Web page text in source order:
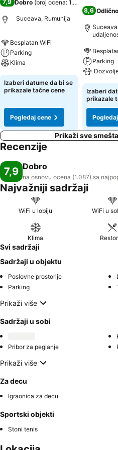
7,9 Dobro (broj ocena: 1.087
Suceava, Rumunija
Besplatan WiFi
Parking
Klima
Izaberi datume da bi se
prikazale tačne cene
Pogledaj cene
8,6 Odlično
Parking
Izaberi
prikazale
Prikaži sve
Recenzije
7,9 Dobro
na osnovu ocena (1.087) sa
Najvažniji sadržaji
WiFi u lobiju WiFi u
Klima
Svi sadržaji
Sadržaji u objektu
Poslovne prostorije
Parking
Prikaži više
Sadržaji u sobi
Pribor za peglanje
Prikaži više
Za decu
Igraonica za decu
Sportski objekti
Stoni tenis